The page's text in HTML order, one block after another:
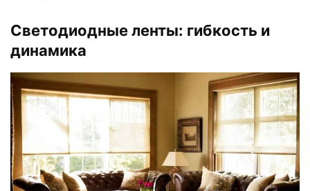
Светодиодные ленты: гибкость и
динамика